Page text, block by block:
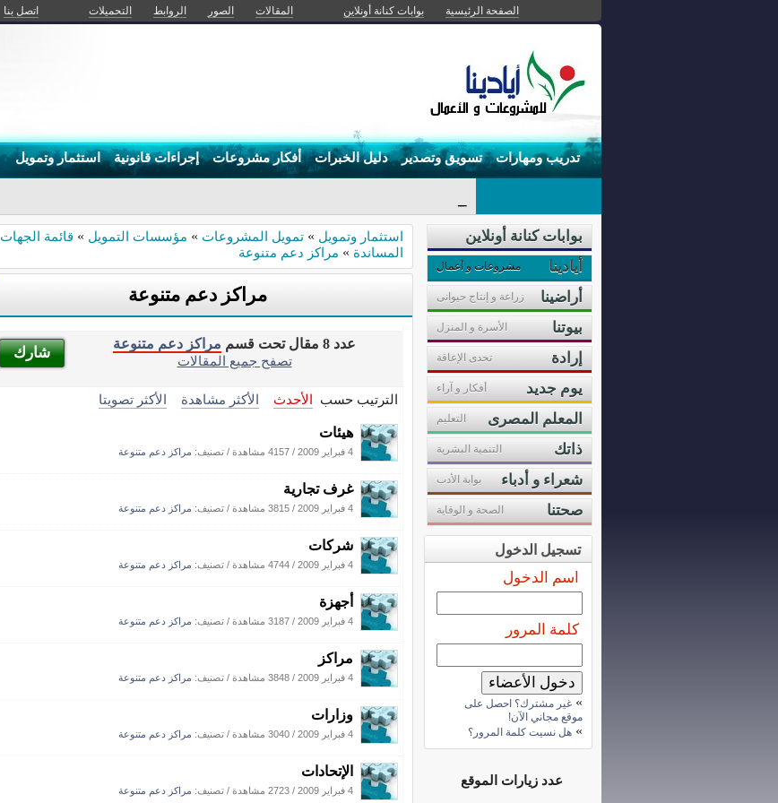
الصفحة الرئيسية بوابات كنانة أونلاين المقالات الصور الروابط التحميلات اتصل بنا
تدريب ومهارات تسويق وتصدير دليل الخبرات أفكار مشروعات إجراءات قانونية استثمار وتمويل
استثمار وتمويل » تمويل المشروعات » مؤسسات التمويل » قائمة الجهات
المساندة » مراكز دعم متنوعة
مراكز دعم متنوعة
شارك
عدد 8 مقال تحت قسم
مراكز دعم متنوعة
تصفح جميع المقالات
الترتيب حسب الأحدث الأكثر مشاهدة الأكثر تصويتا
هيئات
4 فبراير 2009 / 4157 مشاهدة / تصنيف: مراكز دعم متنوعة
غرف تجارية
4 فبراير 2009 / 3815 مشاهدة / تصنيف: مراكز دعم متنوعة
شركات
4 فبراير 2009 / 4744 مشاهدة / تصنيف: مراكز دعم متنوعة
أجهزة
4 فبراير 2009 / 3187 مشاهدة / تصنيف: مراكز دعم متنوعة
مراكز
4 فبراير 2009 / 3848 مشاهدة / تصنيف: مراكز دعم متنوعة
وزارات
4 فبراير 2009 / 3040 مشاهدة / تصنيف: مراكز دعم متنوعة
الإتحادات
4 فبراير 2009 / 2723 مشاهدة / تصنيف: مراكز دعم متنوعة
بوابات كنانة أونلاين
أيادينا
مشروعات و أعمال
أراضينا زراعة و إنتاج حيوانى
بيوتنا الأسرة و المنزل
إرادة تحدى الإعاقة
يوم جديد أفكار و آراء
المعلم المصرى التعليم
ذاتك التنمية البشرية
شعراء و أدباء بوابة الأدب
صحتنا الصحة و الوقاية
تسجيل الدخول
اسم الدخول
كلمة المرور
» غير مشترك؟ احصل على
موقع مجاني الآن!
» هل نسيت كلمة المرور؟
عدد زيارات الموقع